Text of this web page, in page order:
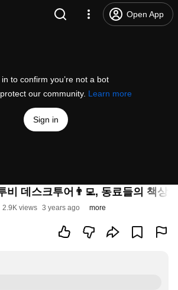
Open App
to confirm you’re not a bot
our community. Learn more
Sign in
비 데스크투어👨‍💻, 동료들의 책상
2.9K views 3 years ago more